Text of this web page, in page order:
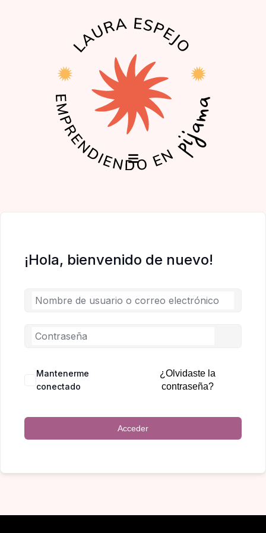
¡Hola, bienvenido de nuevo!
Mantenerme
conectado
¿Olvidaste la
contraseña?
Acceder